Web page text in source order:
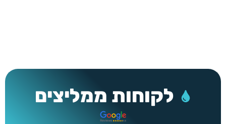
לקוחות ממליצים